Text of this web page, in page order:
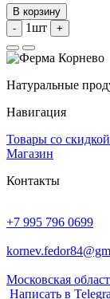
В корзину
-
1шт +
Натуральные
Навигация
Товары со
Магазин
Контакты
+7 995 796 0699
Московская
Написать в